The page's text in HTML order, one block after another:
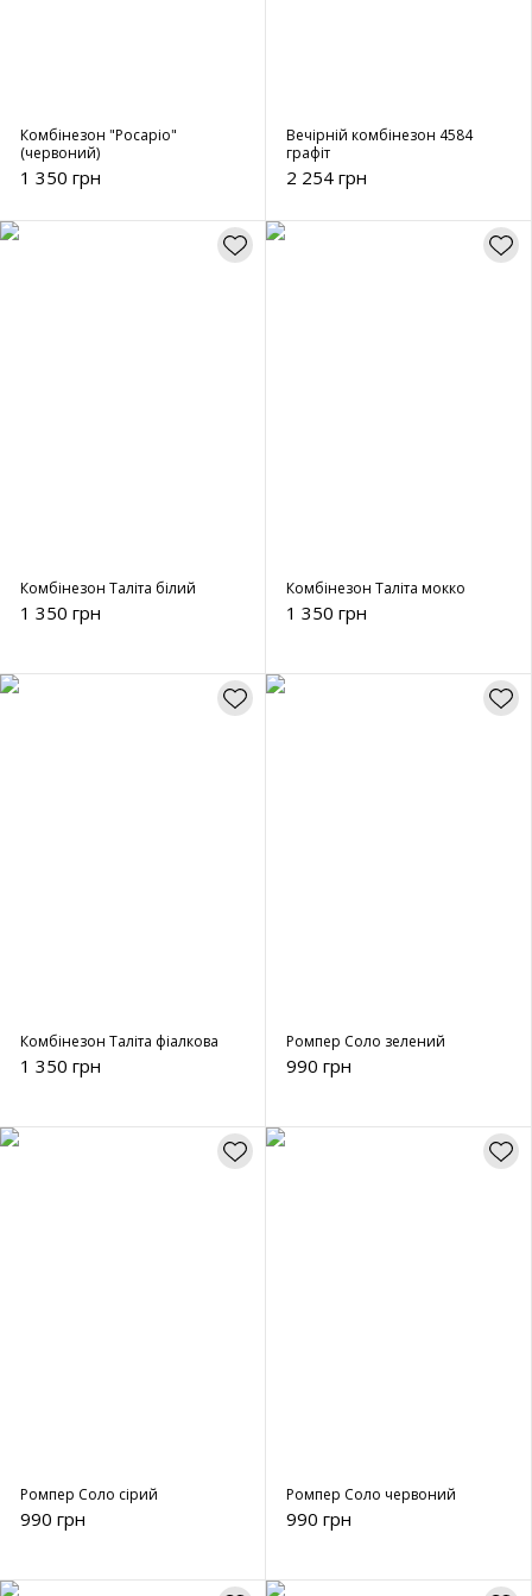
Комбінезон "Росаріо"
(червоний)
1 350 грн
Вечірній комбінезон 4584
графіт
2 254 грн
Комбінезон Таліта білий
1 350 грн
Комбінезон Таліта мокко
1 350 грн
Комбінезон Таліта фіалкова
1 350 грн
Ромпер Соло зелений
990 грн
Ромпер Соло сірий
990 грн
Ромпер Соло червоний
990 грн